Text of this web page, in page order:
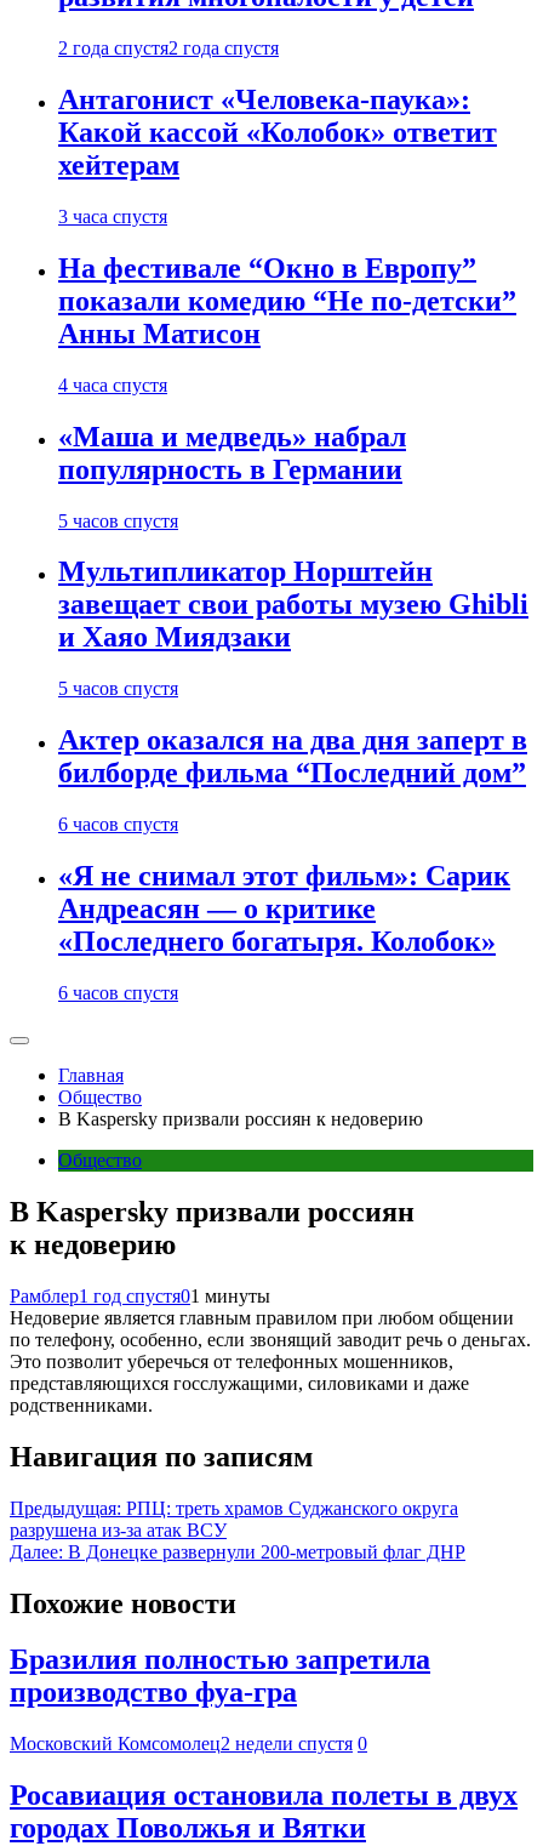
2 года спустя2 года спустя
Антагонист «Человека-паука»:
Какой кассой «Колобок» ответит
хейтерам
3 часа спустя
На фестивале “Окно в Европу”
показали комедию “Не по-детски”
Анны Матисон
4 часа спустя
«Маша и медведь» набрал
популярность в Германии
5 часов спустя
Мультипликатор Норштейн
завещает свои работы музею Ghibli
и Хаяо Миядзаки
5 часов спустя
Актер оказался на два дня заперт в
билборде фильма “Последний дом”
6 часов спустя
«Я не снимал этот фильм»: Сарик
Андреасян — о критике
«Последнего богатыря. Колобок»
6 часов спустя
Главная
Общество
В Kaspersky призвали россиян к недоверию
Общество
В Kaspersky призвали россиян
к недоверию
Рамблер1 год спустя01 минуты
Недоверие является главным правилом при любом общении
по телефону, особенно, если звонящий заводит речь о деньгах.
Это позволит уберечься от телефонных мошенников,
представляющихся госслужащими, силовиками и даже
родственниками.
Навигация по записям
Предыдущая: РПЦ: треть храмов Суджанского округа
разрушена из-за атак ВСУ
Далее: В Донецке развернули 200-метровый флаг ДНР
Похожие новости
Бразилия полностью запретила
производство фуа-гра
Московский Комсомолец2 недели спустя 0
Росавиация остановила полеты в двух
городах Поволжья и Вятки